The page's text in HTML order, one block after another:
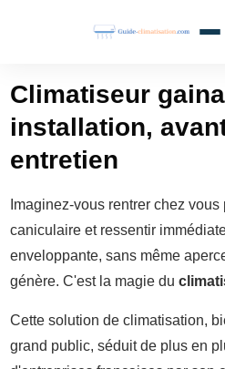
Climatiseur
installation,
entretien
Imaginez-vous rentrer chez
caniculaire et ressentir
enveloppante, sans même
génère. C'est la magie du
Cette solution de climatisation,
grand public, séduit de plus en